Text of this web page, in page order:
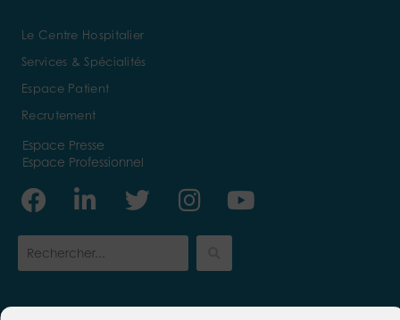
Le Centre Hospitalier
Services & Spécialités
Espace Patient
Recrutement
Espace Presse
Espace Professionnel
FacebookLinkedin-
in
TwitterInstagram